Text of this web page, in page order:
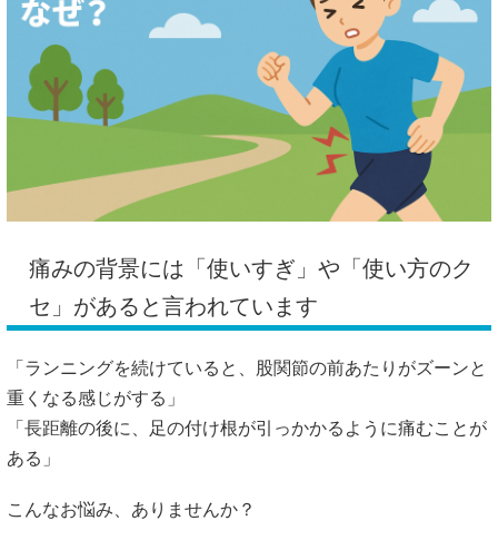
痛みの背景には「使いすぎ」や「使い方のク
セ」があると言われています
「ランニングを続けていると、股関節の前あたりがズーンと
重くなる感じがする」
「長距離の後に、足の付け根が引っかかるように痛むことが
ある」
こんなお悩み、ありませんか？